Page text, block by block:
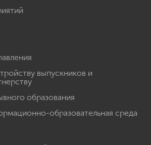
выпускников и
образования
образовательная среда